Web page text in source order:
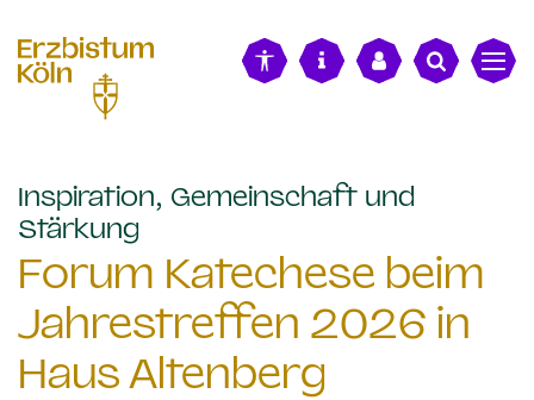
Inspiration, Gemeinschaft und
Stärkung
Forum Katechese beim
Jahrestreffen 2026 in
Haus Altenberg